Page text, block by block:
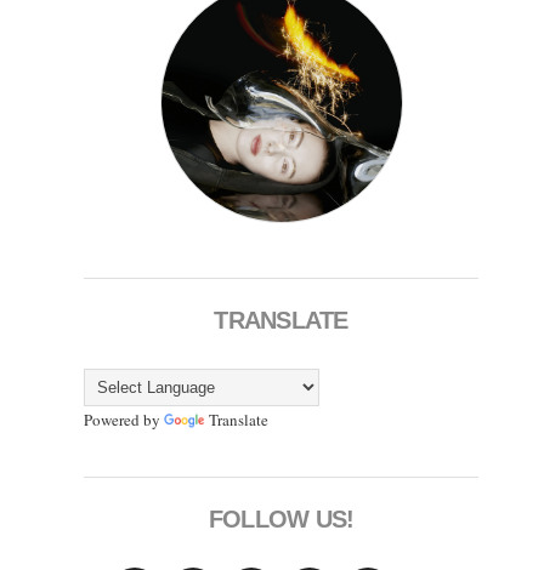
TRANSLATE
Powered by Translate
FOLLOW US!